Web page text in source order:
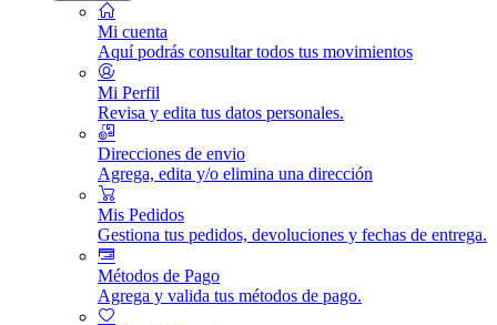
Mi cuenta
Aquí podrás consultar todos tus movimientos
Mi Perfil
Revisa y edita tus datos personales.
Direcciones de envio
Agrega, edita y/o elimina una dirección
Mis Pedidos
Gestiona tus pedidos, devoluciones y fechas de entrega.
Métodos de Pago
Agrega y valida tus métodos de pago.